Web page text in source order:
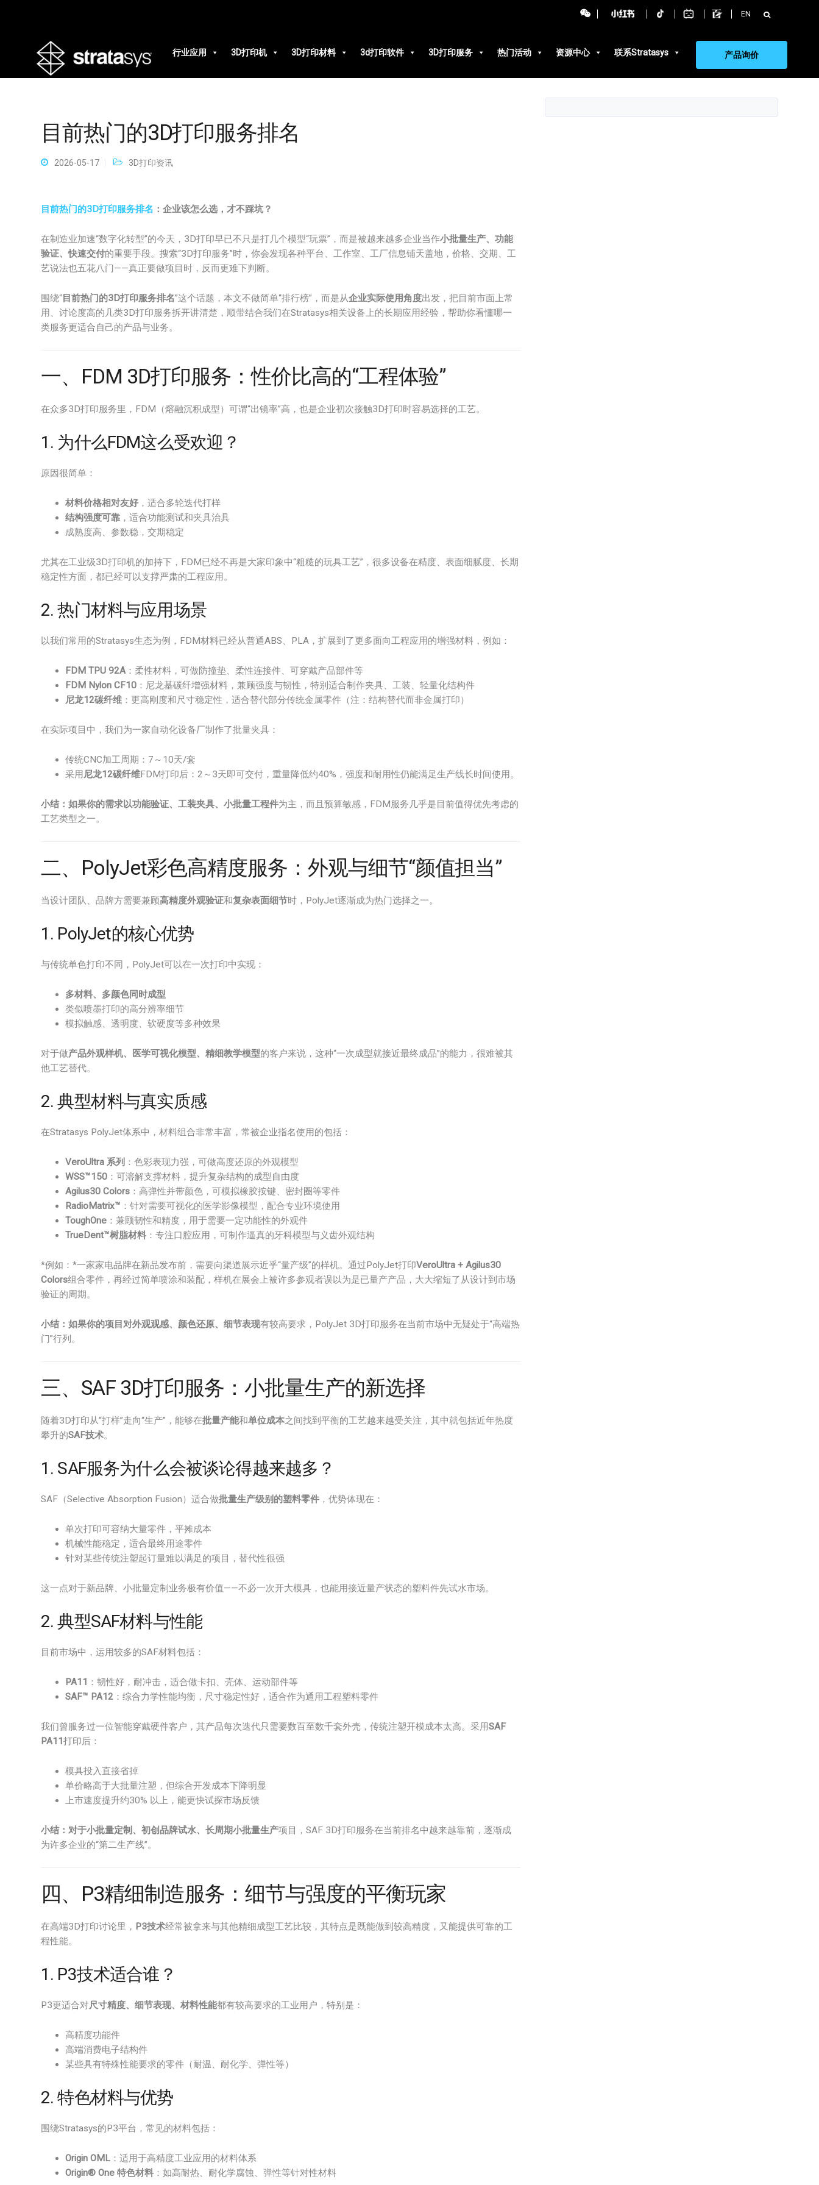
EN 搜
索：
行业应用
3D打印机 3D打印材料 3d打印软件 3D打印服务 热门活动 资源中心 联系Stratasys 产品询价
目前热门的3D打印服务排名
2026-05-17 3D打印资讯
目前热门的3D打印服务排名 ：企业该怎么选，才不踩坑？
在制造业加速“数字化转型”的今天，3D打印早已不只是打几个模型“玩票”，而是被越来越多企业当作小批量生产、功能
验证、快速交付的重要手段。搜索“3D打印服务”时，你会发现各种平台、工作室、工厂信息铺天盖地，价格、交期、工
艺说法也五花八门——真正要做项目时，反而更难下判断。
围绕“ 目前热门的3D打印服务排名”这个话题，本文不做简单“排行榜”，而是从企业实际使用角度出发，把目前市面上常
用、讨论度高的几类3D打印服务拆开讲清楚，顺带结合我们在Stratasys相关设备上的长期应用经验，帮助你看懂哪一
类服务更适合自己的产品与业务。
一、FDM 3D打印服务：性价比高的“工程体验”
在众多3D打印服务里，FDM（熔融沉积成型）可谓“出镜率”高，也是企业初次接触3D打印时容易选择的工艺。
1. 为什么FDM这么受欢迎？
原因很简单：
材料价格相对友好 ，适合多轮迭代打样
结构强度可靠 ，适合功能测试和夹具治具
成熟度高、参数稳，交期稳定
尤其在工业级3D打印机的加持下，FDM已经不再是大家印象中“粗糙的玩具工艺”，很多设备在精度、表面细腻度、长期
稳定性方面，都已经可以支撑严肃的工程应用。
2. 热门材料与应用场景
以我们常用的Stratasys生态为例，FDM材料已经从普通ABS、PLA，扩展到了更多面向工程应用的增强材料，例如：
FDM TPU 92A：柔性材料，可做防撞垫、柔性连接件、可穿戴产品部件等
FDM Nylon CF10 ：尼龙基碳纤增强材料，兼顾强度与韧性，特别适合制作夹具、工装、轻量化结构件
尼龙12碳纤维 ：更高刚度和尺寸稳定性，适合替代部分传统金属零件（注：结构替代而非金属打印）
在实际项目中，我们为一家自动化设备厂制作了批量夹具：
传统CNC加工周期：7～10天/套
采用尼龙12碳纤维FDM打印后：2～3天即可交付，重量降低约40%，强度和耐用性仍能满足生产线长时间使用。
小结： 如果你的需求以功能验证、工装夹具、小批量工程件为主，而且预算敏感，FDM服务几乎是目前值得优先考虑的
工艺类型之一。
二、PolyJet彩色高精度服务：外观与细节“颜值担当”
当设计团队、品牌方需要兼顾高精度外观验证和复杂表面细节时，PolyJet逐渐成为热门选择之一。
1. PolyJet的核心优势
与传统单色打印不同，PolyJet可以在一次打印中实现：
多材料、多颜色同时成型
类似喷墨打印的高分辨率细节
模拟触感、透明度、软硬度等多种效果
对于做产品外观样机、医学可视化模型、精细教学模型的客户来说，这种“一次成型就接近最终成品”的能力，很难被其
他工艺替代。
2. 典型材料与真实质感
在Stratasys PolyJet体系中，材料组合非常丰富，常被企业指名使用的包括：
VeroUltra 系列 ：色彩表现力强，可做高度还原的外观模型
WSS™150 ：可溶解支撑材料，提升复杂结构的成型自由度
Agilus30 Colors ：高弹性并带颜色，可模拟橡胶按键、密封圈等零件
RadioMatrix™ ：针对需要可视化的医学影像模型，配合专业环境使用
ToughOne ：兼顾韧性和精度，用于需要一定功能性的外观件
TrueDent™树脂材料 ：专注口腔应用，可制作逼真的牙科模型与义齿外观结构
*例如：*一家家电品牌在新品发布前，需要向渠道展示近乎“量产级”的样机。通过PolyJet打印VeroUltra + Agilus30
Colors组合零件，再经过简单喷涂和装配，样机在展会上被许多参观者误以为是已量产产品，大大缩短了从设计到市场
验证的周期。
小结： 如果你的项目对外观观感、颜色还原、细节表现有较高要求，PolyJet 3D打印服务在当前市场中无疑处于“高端热
门”行列。
三、SAF 3D打印服务：小批量生产的新选择
随着3D打印从“打样”走向“生产”，能够在批量产能和单位成本之间找到平衡的工艺越来越受关注，其中就包括近年热度
攀升的SAF技术。
1. SAF服务为什么会被谈论得越来越多？
SAF（Selective Absorption Fusion）适合做批量生产级别的塑料零件 ，优势体现在：
单次打印可容纳大量零件，平摊成本
机械性能稳定，适合最终用途零件
针对某些传统注塑起订量难以满足的项目，替代性很强
这一点对于新品牌、小批量定制业务极有价值——不必一次开大模具，也能用接近量产状态的塑料件先试水市场。
2. 典型SAF材料与性能
目前市场中，运用较多的SAF材料包括：
PA11 ：韧性好，耐冲击，适合做卡扣、壳体、运动部件等
SAF™ PA12 ：综合力学性能均衡，尺寸稳定性好，适合作为通用工程塑料零件
我们曾服务过一位智能穿戴硬件客户，其产品每次迭代只需要数百至数千套外壳，传统注塑开模成本太高。采用SAF
PA11打印后：
模具投入直接省掉
单价略高于大批量注塑，但综合开发成本下降明显
上市速度提升约30% 以上，能更快试探市场反馈
小结： 对于小批量定制、初创品牌试水、长周期小批量生产项目，SAF 3D打印服务在当前排名中越来越靠前，逐渐成
为许多企业的“第二生产线”。
四、P3精细制造服务：细节与强度的平衡玩家
在高端3D打印讨论里， P3技术经常被拿来与其他精细成型工艺比较，其特点是既能做到较高精度，又能提供可靠的工
程性能。
1. P3技术适合谁？
P3更适合对尺寸精度、细节表现、材料性能都有较高要求的工业用户，特别是：
高精度功能件
高端消费电子结构件
某些具有特殊性能要求的零件（耐温、耐化学、弹性等）
2. 特色材料与优势
围绕Stratasys的P3平台，常见的材料包括：
Origin OML ：适用于高精度工业应用的材料体系
Origin® One 特色材料 ：如高耐热、耐化学腐蚀、弹性等针对性材料